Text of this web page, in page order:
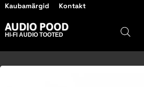
Kaubamärgid Kontakt
AUDIO POOD
HI-FI AUDIO TOOTED